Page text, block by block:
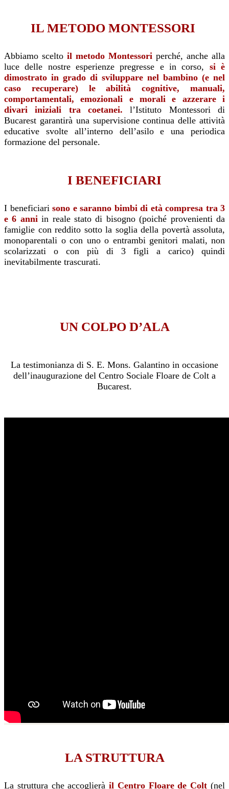
IL METODO MONTESSORI
Abbiamo scelto il metodo Montessori perché, anche alla
luce delle nostre esperienze pregresse e in corso, si è
dimostrato in grado di sviluppare nel bambino (e nel
caso recuperare) le abilità cognitive, manuali,
comportamentali, emozionali e morali e azzerare i
divari iniziali tra coetanei. l’Istituto Montessori di
Bucarest garantirà una supervisione continua delle attività
educative svolte all’interno dell’asilo e una periodica
formazione del personale.
I BENEFICIARI
I beneficiari sono e saranno bimbi di età compresa tra 3
e 6 anni in reale stato di bisogno (poiché provenienti da
famiglie con reddito sotto la soglia della povertà assoluta,
monoparentali o con uno o entrambi genitori malati, non
scolarizzati o con più di 3 figli a carico) quindi
inevitabilmente trascurati.
UN COLPO D’ALA
La testimonianza di S. E. Mons. Galantino in occasione
dell’inaugurazione del Centro Sociale Floare de Colt a
Bucarest.
LA STRUTTURA
La struttura che accoglieràil Centro Floare de Colț (nel